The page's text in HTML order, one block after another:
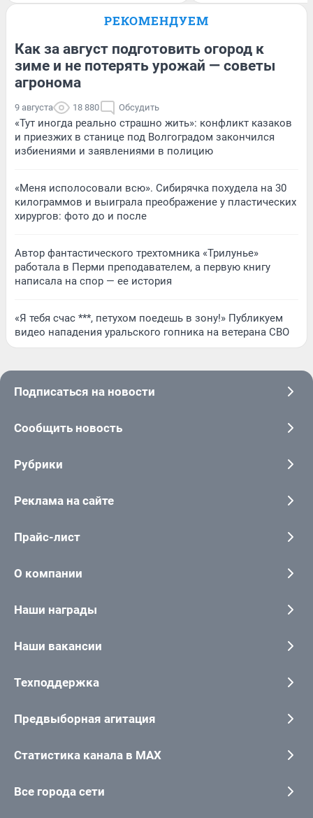
РЕКОМЕНДУЕМ
Как за август подготовить огород к
зиме и не потерять урожай — советы
агронома
9 августа 18 880 Обсудить
«Тут иногда реально страшно жить»: конфликт казаков
и приезжих в станице под Волгоградом закончился
избиениями и заявлениями в полицию
«Меня исполосовали всю». Сибирячка похудела на 30
килограммов и выиграла преображение у пластических
хирургов: фото до и после
Автор фантастического трехтомника «Трилунье»
работала в Перми преподавателем, а первую книгу
написала на спор — ее история
«Я тебя счас ***, петухом поедешь в зону!» Публикуем
видео нападения уральского гопника на ветерана СВО
Подписаться на новости
Сообщить новость
Рубрики
Реклама на сайте
Прайс-лист
О компании
Наши награды
Наши вакансии
Техподдержка
Предвыборная агитация
Статистика канала в MAX
Все города сети